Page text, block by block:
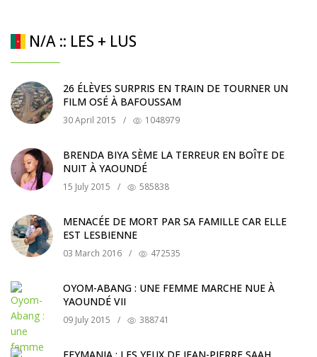
N/A :: LES + LUS
26 ÉLÈVES SURPRIS EN TRAIN DE TOURNER UN
FILM OSÉ À BAFOUSSAM
30 April 2015 / 1048979
BRENDA BIYA SÈME LA TERREUR EN BOÎTE DE
NUIT À YAOUNDÉ
15 July 2015 / 585838
MENACÉE DE MORT PAR SA FAMILLE CAR ELLE
EST LESBIENNE
03 March 2016 / 472535
OYOM-ABANG : UNE FEMME MARCHE NUE À
YAOUNDÉ VII
09 July 2015 / 388741